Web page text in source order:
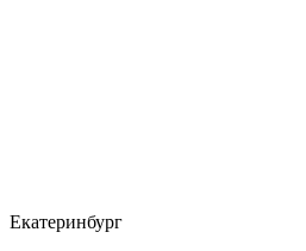
Екатеринбург